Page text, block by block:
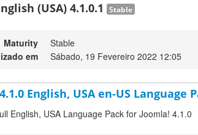
(USA) 4.1.0.1 Stable
Maturity
Stable
em
Sábado, 19 Fevereiro 2022 12:05
English, USA en-US Language
English, USA Language Pack for Joomla! 4.1.0